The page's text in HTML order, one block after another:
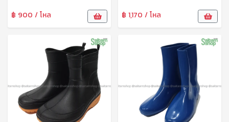
฿ 900 / โหล ฿ 1,170 / โหล